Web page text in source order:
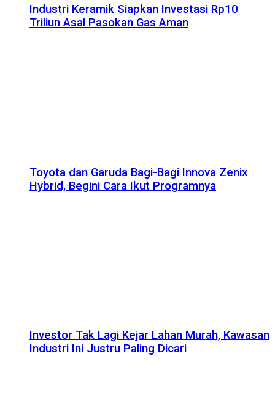
Industri Keramik Siapkan Investasi Rp10
Triliun Asal Pasokan Gas Aman
Toyota dan Garuda Bagi-Bagi Innova Zenix
Hybrid, Begini Cara Ikut Programnya
Investor Tak Lagi Kejar Lahan Murah, Kawasan
Industri Ini Justru Paling Dicari